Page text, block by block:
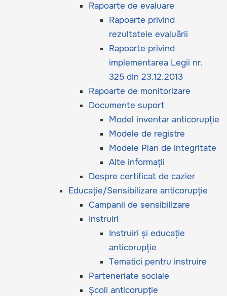
Rapoarte de evaluare
Rapoarte privind
rezultatele evaluării
Rapoarte privind
implementarea Legii nr.
325 din 23.12.2013
Rapoarte de monitorizare
Documente suport
Model inventar anticorupție
Modele de registre
Modele Plan de integritate
Alte informații
Despre certificat de cazier
Educație/Sensibilizare anticorupție
Campanii de sensibilizare
Instruiri
Instruiri și educație
anticorupție
Tematici pentru instruire
Parteneriate sociale
Școli anticorupție